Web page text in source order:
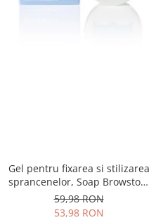
Gel pentru fixarea si stilizarea
sprancenelor, Soap Browstory
- 8g
59,98 RON
53,98 RON